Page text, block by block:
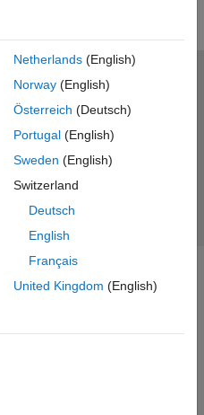
Netherlands(English)
Norway(English)
Österreich (Deutsch)
Portugal(English)
Sweden (English)
Switzerland
Deutsch
English
Français
United Kingdom (English)
정보 취급방침
불법 복제 방지
Inc.